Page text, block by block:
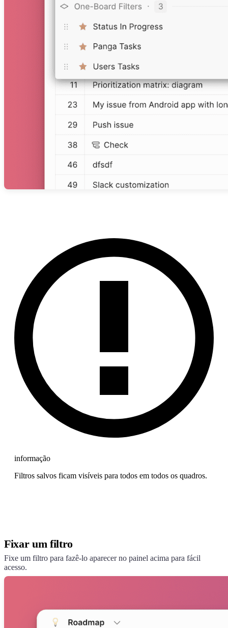
informação
Filtros salvos ficam visíveis para todos em todos os quadros.
Fixar um filtro
Fixe um filtro para fazê-lo aparecer no painel acima para fácil
acesso.